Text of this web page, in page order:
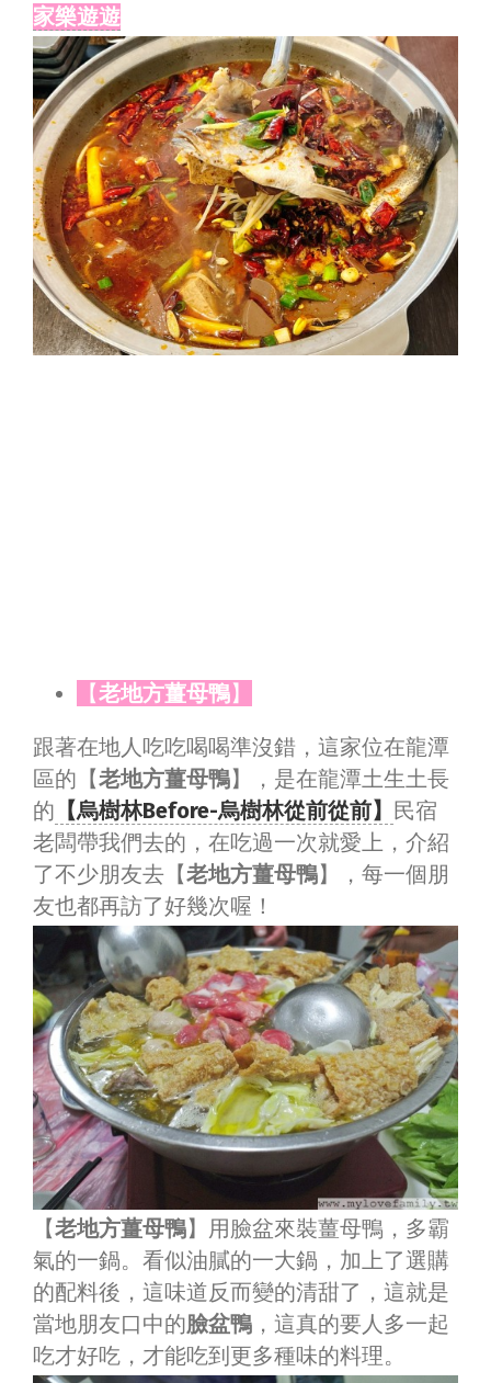
家樂遊遊
【老地方薑母鴨】
跟著在地人吃吃喝喝準沒錯，這家位在龍潭
區的【老地方薑母鴨】，是在龍潭土生土長
的 【烏樹林Before-烏樹林從前從前】 民宿
老闆帶我們去的，在吃過一次就愛上，介紹
了不少朋友去【老地方薑母鴨】，每一個朋
友也都再訪了好幾次喔！
【老地方薑母鴨】用臉盆來裝薑母鴨，多霸
氣的一鍋。看似油膩的一大鍋，加上了選購
的配料後，這味道反而變的清甜了，這就是
當地朋友口中的臉盆鴨 ，這真的要人多一起
吃才好吃，才能吃到更多種味的料理。